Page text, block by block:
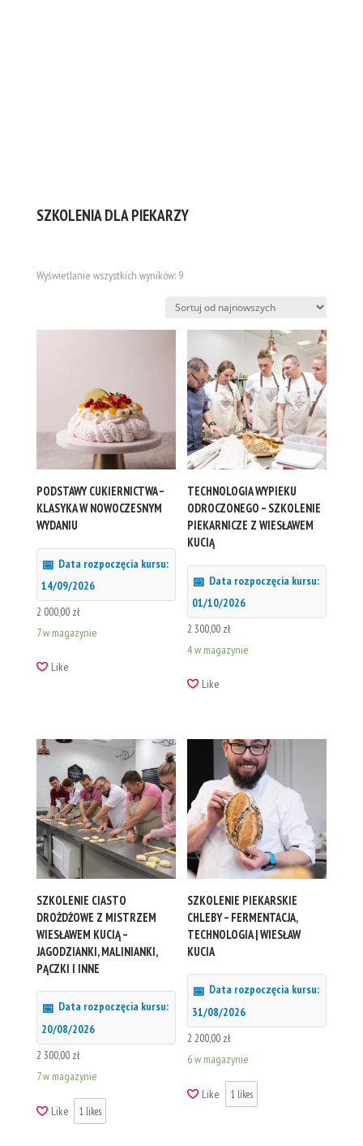
SZKOLENIA DLA PIEKARZY
Wyświetlanie wszystkich wyników: 9Posortowane
najnowszych
PODSTAWY CUKIERNICTWA –
KLASYKA W NOWOCZESNYM
WYDANIU
Data rozpoczęcia kursu:
14/09/2026
2 000,00 zł
7 w magazynie
Like
TECHNOLOGIA WYPIEKU
ODROCZONEGO – SZKOLENIE
PIEKARNICZE Z WIESŁAWEM
KUCIĄ
Data rozpoczęcia kursu:
01/10/2026
2 300,00 zł
4 w magazynie
Like
SZKOLENIE CIASTO
DROŻDŻOWE Z MISTRZEM
WIESŁAWEM KUCIĄ –
JAGODZIANKI, MALINIANKI,
PĄCZKI I INNE
Data rozpoczęcia kursu:
20/08/2026
2 300,00 zł
7 w magazynie
Like 1 likes
SZKOLENIE PIEKARSKIE
CHLEBY – FERMENTACJA,
TECHNOLOGIA | WIESŁAW
KUCIA
Data rozpoczęcia kursu:
31/08/2026
2 200,00 zł
6 w magazynie
Like 1 likes